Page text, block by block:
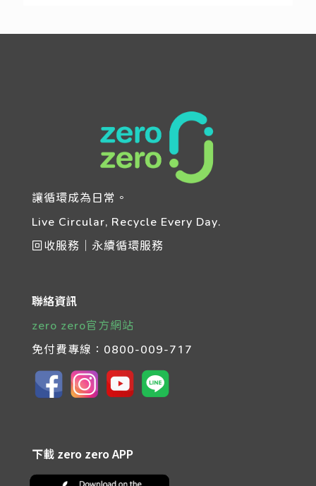
讓循環成為日常。
Live Circular, Recycle Every Day.
回收服務｜永續循環服務
聯絡資訊
zero zero官方網站
免付費專線： 0800-009-717
下載 zero zero APP